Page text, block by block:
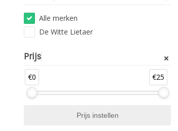
Alle merken
De Witte Lietaer
Prijs
€0 €25